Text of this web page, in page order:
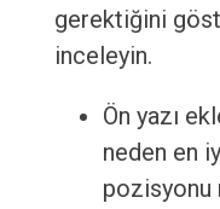
gerektiğini
inceleyin.
Ön yazı
neden en
pozisyonu